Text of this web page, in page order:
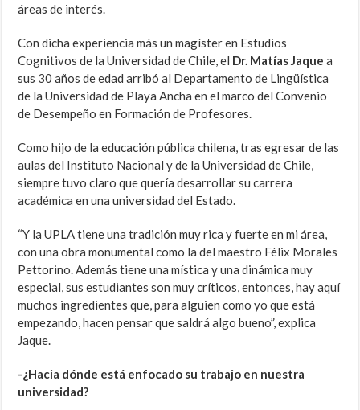
áreas de interés.
Con dicha experiencia más un magíster en Estudios
Cognitivos de la Universidad de Chile, el Dr. Matías Jaque a
sus 30 años de edad arribó al Departamento de Lingüística
de la Universidad de Playa Ancha en el marco del Convenio
de Desempeño en Formación de Profesores.
Como hijo de la educación pública chilena, tras egresar de las
aulas del Instituto Nacional y de la Universidad de Chile,
siempre tuvo claro que quería desarrollar su carrera
académica en una universidad del Estado.
“Y la UPLA tiene una tradición muy rica y fuerte en mi área,
con una obra monumental como la del maestro Félix Morales
Pettorino. Además tiene una mística y una dinámica muy
especial, sus estudiantes son muy críticos, entonces, hay aquí
muchos ingredientes que, para alguien como yo que está
empezando, hacen pensar que saldrá algo bueno”, explica
Jaque.
-¿Hacia dónde está enfocado su trabajo en nuestra
universidad?